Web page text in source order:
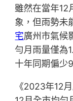
雖然在當年12
象，但雨勢未
宅廣州市氣候
勻月雨量僅為
十年同期偏少
《2023年12